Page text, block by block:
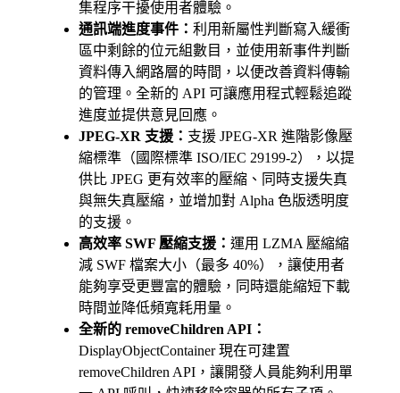
集程序干擾使用者體驗。
通訊端進度事件： 利用新屬性判斷寫入緩衝
區中剩餘的位元組數目，並使用新事件判斷
資料傳入網路層的時間，以便改善資料傳輸
的管理。全新的 API 可讓應用程式輕鬆追蹤
進度並提供意見回應。
JPEG-XR 支援： 支援 JPEG-XR 進階影像壓
縮標準（國際標準 ISO/IEC 29199-2），以提
供比 JPEG 更有效率的壓縮、同時支援失真
與無失真壓縮，並增加對 Alpha 色版透明度
的支援。
高效率 SWF 壓縮支援： 運用 LZMA 壓縮縮
減 SWF 檔案大小（最多 40%），讓使用者
能夠享受更豐富的體驗，同時還能縮短下載
時間並降低頻寬耗用量。
全新的 removeChildren API：
DisplayObjectContainer 現在可建置
removeChildren API，讓開發人員能夠利用單